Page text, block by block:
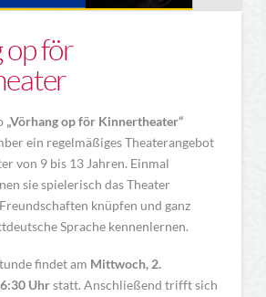
op för
„Vörhang op för Kinnertheater“
ein regelmäßiges Theaterangebot
von 9 bis 13 Jahren. Einmal
sie spielerisch das Theater
knüpfen und ganz
Sprache kennenlernen.
findet am Mittwoch, 2.
Uhrstatt. Anschließend trifft sich